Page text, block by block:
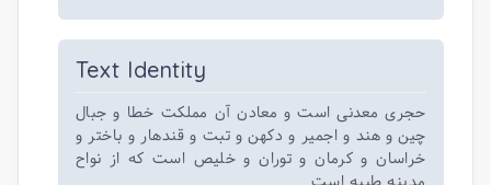
Text Identity
حجری معدنی است و معادن آن مملکت خطا و جبال
چین و هند و اجمیر و دکهن و تبت و قندهار و باختر و
خراسان و کرمان و توران و خلیص است که از نواح